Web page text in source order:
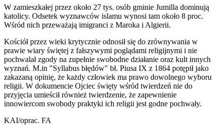
W zamieszkałej przez około 27 tys. osób gminie Jumilla dominują
katolicy. Odsetek wyznawców islamu wynosi tam około 8 proc.
Wśród nich przeważają imigranci z Maroka i Algierii.
Kościół przez wieki krytycznie odnosił się do zrównywania w
prawie wiary świętej z fałszywymi poglądami religijnymi i nie
pochwalał zgody na zupełnie swobodne działanie oraz kult innych
wyznań. M.in "Syllabus błędów" bł. Piusa IX z 1864 potępił jako
zakazaną opinię, że każdy człowiek ma prawo dowolnego wyboru
religii. W dokumencie Ojciec święty wśród twierdzeń nie do
przyjęcia umieścił również twierdzenie, że zapewnienie
innowiercom swobody praktyki ich religii jest godne pochwały.
KAI/oprac. FA